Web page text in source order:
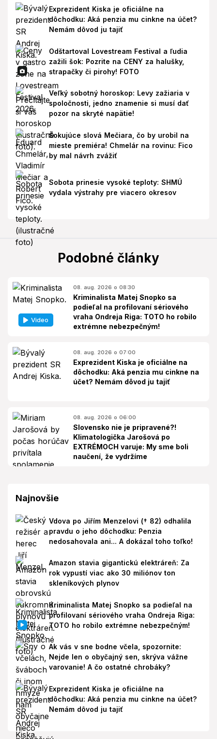
Exprezident Kiska je oficiálne na
dôchodku: Aká penzia mu cinkne na účet?
Nemám dôvod ju tajiť
Odštartoval Lovestream Festival a ľudia
zažili šok: Pozrite na CENY za halušky,
strapačky či pirohy! FOTO
Veľký sobotný horoskop: Levy zažiaria v
spoločnosti, jedno znamenie si musí dať
pozor na skryté napätie!
Šokujúce slová Mečiara, čo by urobil na
mieste premiéra! Chmelár na rovinu: Fico
by mal návrh zvážiť
Sobota prinesie vysoké teploty: SHMÚ
vydala výstrahy pre viacero okresov
Podobné články
Video
08. aug. 2026 o 08:30
Kriminalista Matej Snopko sa
podieľal na profilovaní sériového
vraha Ondreja Riga: TOTO ho robilo
extrémne nebezpečným!
08. aug. 2026 o 07:00
Exprezident Kiska je oficiálne na
dôchodku: Aká penzia mu cinkne na
účet? Nemám dôvod ju tajiť
08. aug. 2026 o 06:00
Slovensko nie je pripravené?!
Klimatologička Jarošová po
EXTRÉMOCH varuje: My sme boli
naučení, že vydržíme
Najnovšie
Vdova po Jiřím Menzelovi († 82) odhalila
pravdu o jeho dôchodku: Penzia
nedosahovala ani... A dokázal toho toľko!
Amazon stavia gigantickú elektráreň: Za
rok vypustí viac ako 30 miliónov ton
skleníkových plynov
Kriminalista Matej Snopko sa podieľal na
profilovaní sériového vraha Ondreja Riga:
TOTO ho robilo extrémne nebezpečným!
Ak vás v sne bodne včela, spozornite:
Nejde len o obyčajný sen, skrýva vážne
varovanie! A čo ostatné chrobáky?
Exprezident Kiska je oficiálne na
dôchodku: Aká penzia mu cinkne na účet?
Nemám dôvod ju tajiť